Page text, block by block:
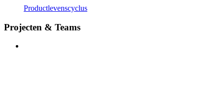
Productlevenscyclus
Projecten & Teams